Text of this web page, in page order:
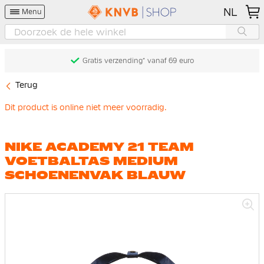
Menu NL
Gratis verzending* vanaf 69 euro
Terug
Dit product is online niet meer voorradig.
NIKE ACADEMY 21 TEAM
VOETBALTAS MEDIUM
SCHOENENVAK BLAUW